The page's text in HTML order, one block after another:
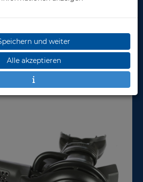
und weiter
Alle akzeptieren